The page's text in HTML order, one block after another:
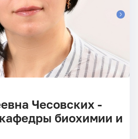
Чесовских -
биохимии и